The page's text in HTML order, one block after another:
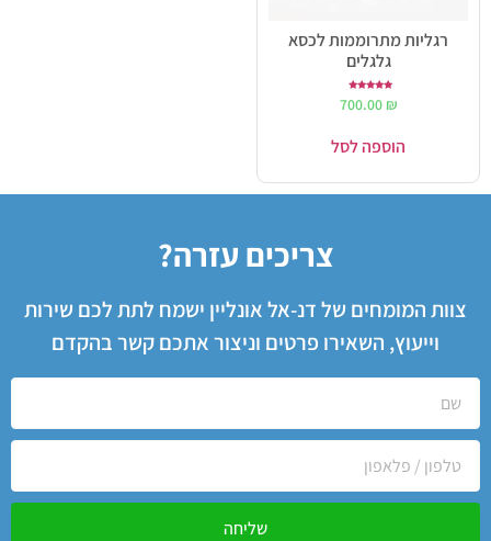
רגליות מתרוממות לכסא
גלגלים
5.00
700.00 ₪
הוספה לסל
צריכים עזרה?
צוות המומחים של דנ-אל אונליין ישמח לתת לכם שירות
וייעוץ, השאירו פרטים וניצור אתכם קשר בהקדם
שליחה